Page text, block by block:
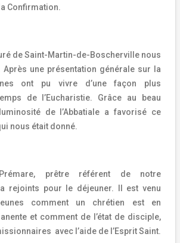
Confirmation.
de Saint-Martin-de-Boscherville nous
Après une présentation générale sur la
ont pu vivre d’une façon plus
de l’Eucharistie. Grâce au beau
de l’Abbatiale a favorisé ce
nous était donné.
prêtre référent de notre
rejoints pour le déjeuner. Il est venu
comment un chrétien est en
et comment de l’état de disciple,
avec l’aide de l’Esprit Saint.